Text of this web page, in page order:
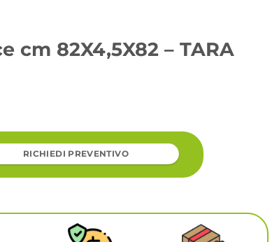
cm 82X4,5X82 – TARA
RICHIEDI PREVENTIVO